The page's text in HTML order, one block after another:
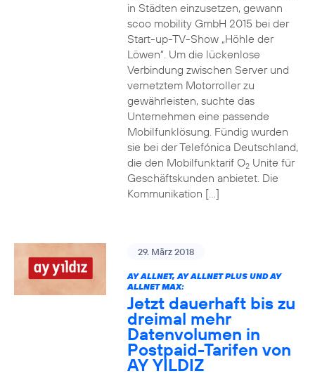
in Städten einzusetzen, gewann
scoo mobility GmbH 2015 bei der
Start-up-TV-Show „Höhle der
Löwen“. Um die lückenlose
Verbindung zwischen Server und
vernetztem Motorroller zu
gewährleisten, suchte das
Unternehmen eine passende
Mobilfunklösung. Fündig wurden
sie bei der Telefónica Deutschland,
die den Mobilfunktarif O2Unite für
Geschäftskunden anbietet. Die
Kommunikation […]
29. März 2018
AY ALLNET, AY ALLNET PLUS UND AY
ALLNET MAX:
Jetzt dauerhaft bis zu
dreimal mehr
Datenvolumen in
Postpaid-Tarifen von
AY YILDIZ